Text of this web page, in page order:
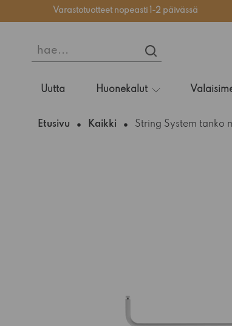
Varastotuotteet nopeasti 1-2 päivässä
hae...
HAE...
Uutta
Huonekalut
Etusivu Kaikki String System tanko